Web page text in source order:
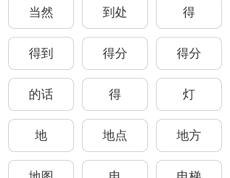
当然 到处 得
得到 得分 得分
的话 得 灯
地 地点 地方